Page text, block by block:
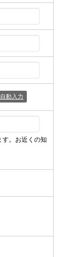
動入力
。お近くの知